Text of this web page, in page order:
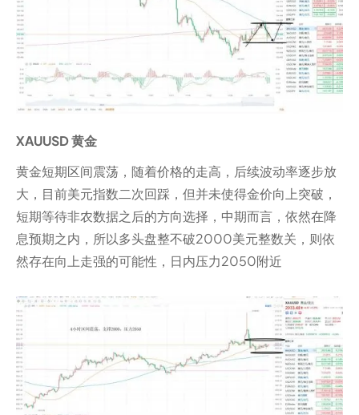
XAUUSD 黄金
黄金短期区间震荡，随着价格的走高，后续波动率逐步放
大，目前美元指数二次回踩，但并未使得金价向上突破，
短期等待非农数据之后的方向选择，中期而言，依然在降
息预期之内，所以多头盘整不破2000美元整数关，则依
然存在向上走强的可能性，日内压力2050附近